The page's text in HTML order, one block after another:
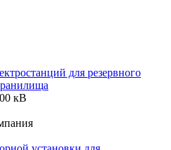
для резервного
кВ